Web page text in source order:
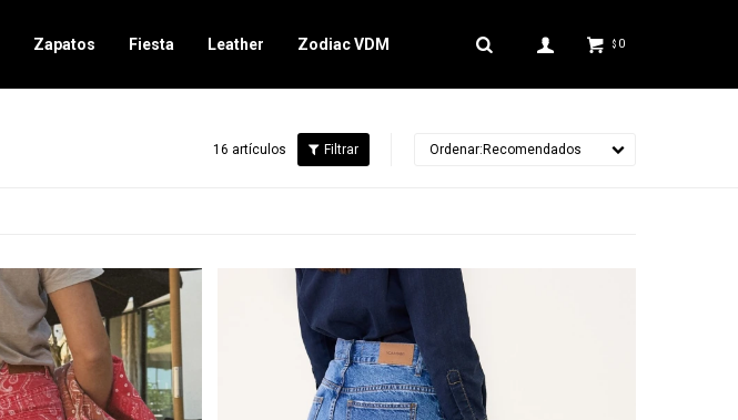
Zapatos Fiesta Leather Zodiac VDM $ 0
16 artículos Recomendados